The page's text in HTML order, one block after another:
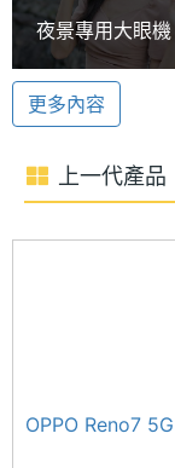
池，支援 80W
YouTube 功能
全螢幕模式中暫
超級動態夜景
OPPO Reno8
主鏡頭 + 800
頭，擁有超級
動態範圍。前
DOL-HDR，即
圖形處
理器
RAM記
憶體
記憶體
夜景專用大眼
OPPO Reno8與
Pro開箱比較
更多內容
上一代產品
OPPO Reno7 5G